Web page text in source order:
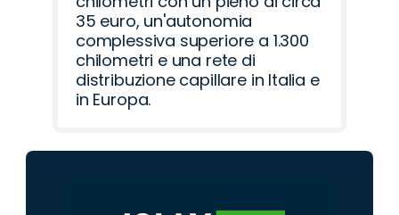
35 euro, un'autonomia
complessiva superiore a 1.300
chilometri e una rete di
distribuzione capillare in Italia e
in Europa.